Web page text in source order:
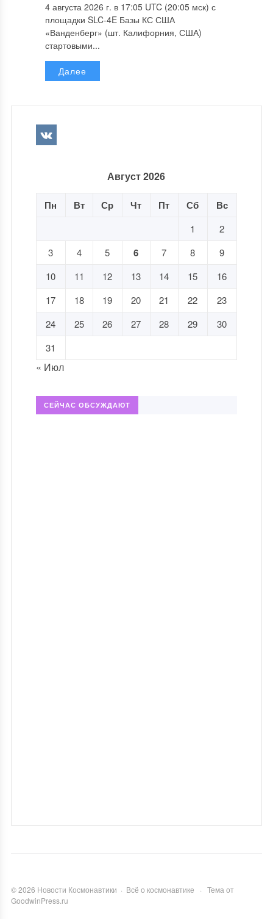
4 августа 2026 г. в 17:05 UTC (20:05 мск) с
площадки SLC-4E Базы КС США
«Ванденберг» (шт. Калифорния, США)
стартовыми...
Далее
Август 2026
Пн Вт Ср Чт Пт Сб Вс
1
2
3
4 5 6 7 8
9
10
11 12 13 14 15
16
17
18 19 20 21 22
23
24
25 26 27 28 29
30
31
« Июл
СЕЙЧАС ОБСУЖДАЮТ
©2026 Новости Космонавтики · Всё о космонавтике · Тема от
GoodwinPress.ru